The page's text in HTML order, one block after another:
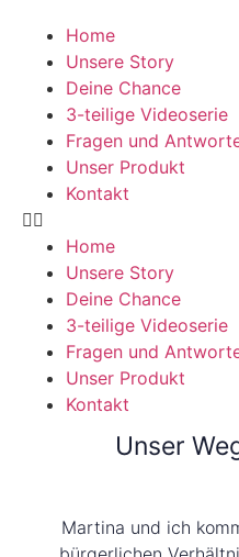
Home
Unsere Story
Deine Chance
3-teilige Videoserie
Fragen und
Unser Produkt
Kontakt
Home
Unsere Story
Deine Chance
3-teilige Videoserie
Fragen und
Unser Produkt
Kontakt
Unser
Martina und ich